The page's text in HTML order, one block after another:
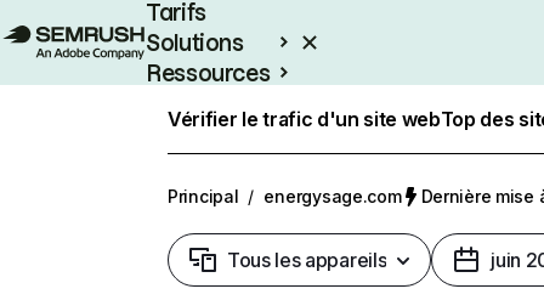
Tarifs
Solutions
Ressources
Vérifier le trafic d'un site webTop des
Principal / energysage.com Dernière mise
Tous les appareils juin